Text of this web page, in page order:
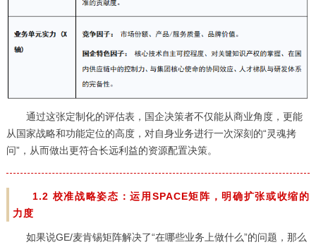
通过这张定制化的评估表，国企决策者不仅能从商业角度，更能
从国家战略和功能定位的高度，对自身业务进行一次深刻的“灵魂拷
问”，从而做出更符合长远利益的资源配置决策。
1.2 校准战略姿态：运用SPACE矩阵，明确扩张或收缩的
力度
如果说GE/麦肯锡矩阵解决了“在哪些业务上做什么”的问题，那么